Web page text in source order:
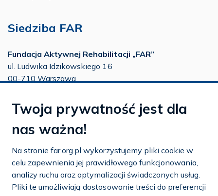
Siedziba FAR
Fundacja Aktywnej Rehabilitacji „FAR”
ul. Ludwika Idzikowskiego 16
00-710 Warszawa
tel.:22 651 88 03
22 858 26 39
tel.:22 642 22 91
e-mail:info@far.org.pl
Twoja prywatność jest dla
nas ważna!
Na stronie far.org.pl wykorzystujemy pliki cookie w
celu zapewnienia jej prawidłowego funkcjonowania,
analizy ruchu oraz optymalizacji świadczonych usług.
Pliki te umożliwiają dostosowanie treści do preferencji